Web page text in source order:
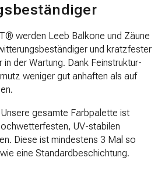
werden Leeb Balkone und Zäune
und kratzfester
der Wartung. Dank Feinstruktur-
weniger gut anhaften als auf
gesamte Farbpalette ist
UV-stabilen
Diese ist mindestens 3 Mal so
eine Standardbeschichtung.